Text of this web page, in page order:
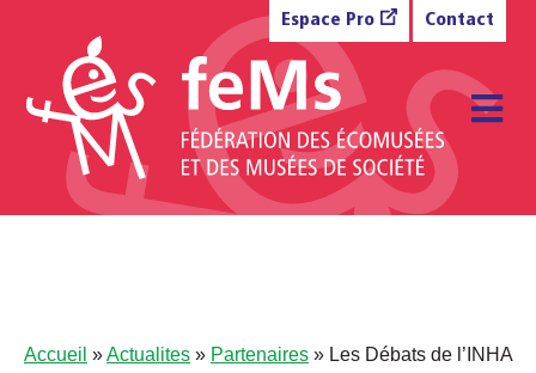
Espace Pro Contact
Accueil »Actualites » Partenaires » Les Débats de l’INHA